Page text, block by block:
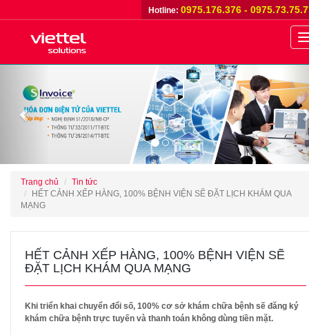
Hotline: 0975.176.376 -
Trang chủ
Tin tức
HẾT CẢNH XẾP HÀNG, 100% BỆNH VIỆN SẼ ĐẶT LỊCH KHÁM QUA
MẠNG
HẾT CẢNH XẾP HÀNG, 100% BỆNH VIỆN SẼ
ĐẶT LỊCH KHÁM QUA MẠNG
Khi triển khai chuyển đổi số, 100% cơ sở khám chữa bệnh sẽ đăng ký
khám chữa bệnh trực tuyến và thanh toán không dùng tiền mặt.